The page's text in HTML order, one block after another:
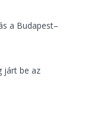
a Budapest–
járt be az